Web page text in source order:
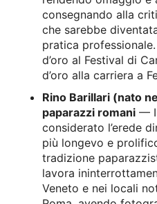
consegnando alla
che sarebbe
pratica
d’oro al Festival di
d’oro alla carriera a
Rino Barillari (nato
paparazzi romani —
considerato l’erede
più longevo e
tradizione
lavora
Veneto e nei locali